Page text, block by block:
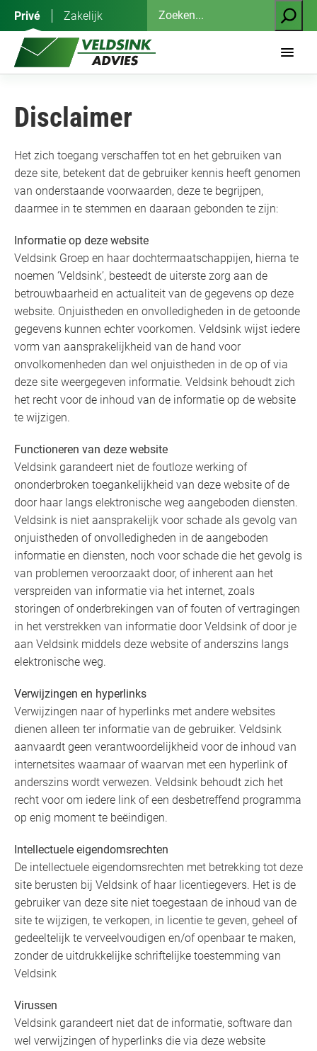
inhoud
Privé Zakelijk
Zoeken
Disclaimer
Het zich toegang verschaffen tot en het gebruiken van
deze site, betekent dat de gebruiker kennis heeft genomen
van onderstaande voorwaarden, deze te begrijpen,
daarmee in te stemmen en daaraan gebonden te zijn:
Informatie op deze website
Veldsink Groep en haar dochtermaatschappijen, hierna te
noemen ‘Veldsink’, besteedt de uiterste zorg aan de
betrouwbaarheid en actualiteit van de gegevens op deze
website. Onjuistheden en onvolledigheden in de getoonde
gegevens kunnen echter voorkomen. Veldsink wijst iedere
vorm van aansprakelijkheid van de hand voor
onvolkomenheden dan wel onjuistheden in de op of via
deze site weergegeven informatie. Veldsink behoudt zich
het recht voor de inhoud van de informatie op de website
te wijzigen.
Functioneren van deze website
Veldsink garandeert niet de foutloze werking of
ononderbroken toegankelijkheid van deze website of de
door haar langs elektronische weg aangeboden diensten.
Veldsink is niet aansprakelijk voor schade als gevolg van
onjuistheden of onvolledigheden in de aangeboden
informatie en diensten, noch voor schade die het gevolg is
van problemen veroorzaakt door, of inherent aan het
verspreiden van informatie via het internet, zoals
storingen of onderbrekingen van of fouten of vertragingen
in het verstrekken van informatie door Veldsink of door je
aan Veldsink middels deze website of anderszins langs
elektronische weg.
Verwijzingen en hyperlinks
Verwijzingen naar of hyperlinks met andere websites
dienen alleen ter informatie van de gebruiker. Veldsink
aanvaardt geen verantwoordelijkheid voor de inhoud van
internetsites waarnaar of waarvan met een hyperlink of
anderszins wordt verwezen. Veldsink behoudt zich het
recht voor om iedere link of een desbetreffend programma
op enig moment te beëindigen.
Intellectuele eigendomsrechten
De intellectuele eigendomsrechten met betrekking tot deze
site berusten bij Veldsink of haar licentiegevers. Het is de
gebruiker van deze site niet toegestaan de inhoud van de
site te wijzigen, te verkopen, in licentie te geven, geheel of
gedeeltelijk te verveelvoudigen en/of openbaar te maken,
zonder de uitdrukkelijke schriftelijke toestemming van
Veldsink
Virussen
Veldsink garandeert niet dat de informatie, software dan
wel verwijzingen of hyperlinks die via deze website